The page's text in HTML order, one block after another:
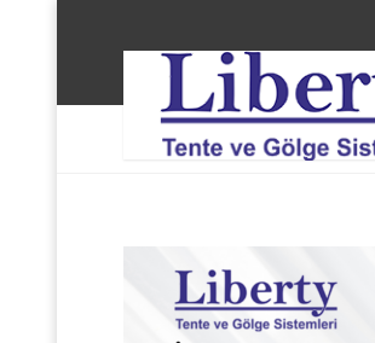
Liberty Tente ve Gölge Sistemleri